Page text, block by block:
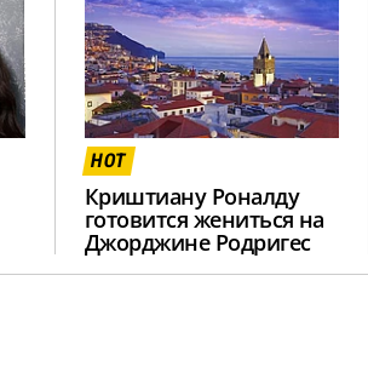
HOT
Криштиану Роналду
готовится жениться на
Джорджине Родригес